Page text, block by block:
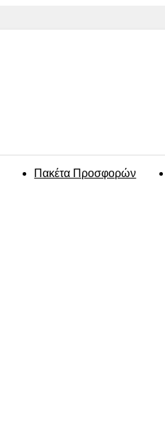
Πακέτα Προσφορών